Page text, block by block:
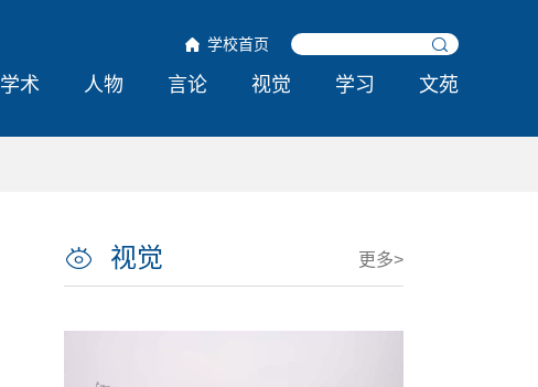
学校首页
学术 人物 言论 视觉 学习 文苑
视觉 更多>